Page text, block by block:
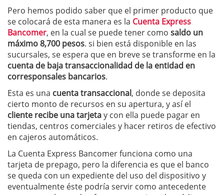
Pero hemos podido saber que el primer producto que
se colocará de esta manera es la Cuenta Express
Bancomer, en la cual se puede tener como saldo un
máximo 8,700 pesos. si bien está disponible en las
sucursales, se espera que en breve se transforme en la
cuenta de baja transaccionalidad de la entidad en
corresponsales bancarios.
Esta es una cuenta transaccional, donde se deposita
cierto monto de recursos en su apertura, y así el
cliente recibe una tarjetay con ella puede pagar en
tiendas, centros comerciales y hacer retiros de efectivo
en cajeros automáticos.
La Cuenta Express Bancomer funciona como una
tarjeta de prepago, pero la diferencia es que el banco
se queda con un expediente del uso del dispositivo y
eventualmente éste podría servir como antecedente